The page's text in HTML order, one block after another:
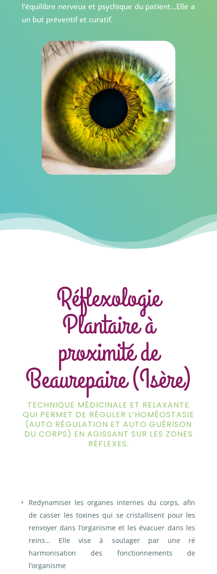
l’équilibre nerveux et psychique du patient…Elle a
un but préventif et curatif.
Réflexologie
Plantaire à
proximité de
Beaurepaire (Isère)
TECHNIQUE MÉDICINALE ET RELAXANTE
QUI PERMET DE RÉGULER L’HOMÉOSTASIE
(AUTO RÉGULATION ET AUTO GUÉRISON
DU CORPS) EN AGISSANT SUR LES ZONES
RÉFLEXES.
Redynamiser les organes internes du corps, afin
de casser les toxines qui se cristallisent pour les
renvoyer dans l’organisme et les évacuer dans les
reins… Elle vise à soulager par une ré
harmonisation des fonctionnements de
l’organisme